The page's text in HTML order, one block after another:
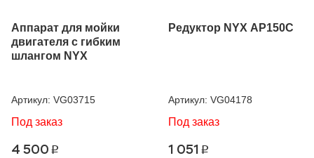
Аппарат для мойки
двигателя с гибким
шлангом NYX
Артикул: VG03715
Под заказ
4 500 p
Редуктор NYX AP150C
Артикул: VG04178
Под заказ
1 051 p